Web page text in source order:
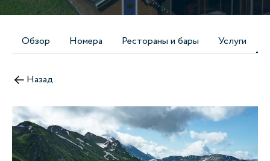
Обзор Номера Рестораны и бары Услуги
Назад